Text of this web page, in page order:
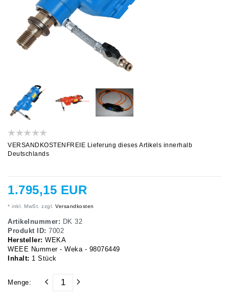
VERSANDKOSTENFREIE Lieferung dieses Artikels innerhalb
Deutschlands
1.795,15 EUR
* inkl. MwSt. zzgl. Versandkosten
Artikelnummer: DK 32
Produkt ID: 7002
Hersteller: WEKA
WEEE Nummer - Weka - 98076449
Inhalt: 1 Stück
Menge: